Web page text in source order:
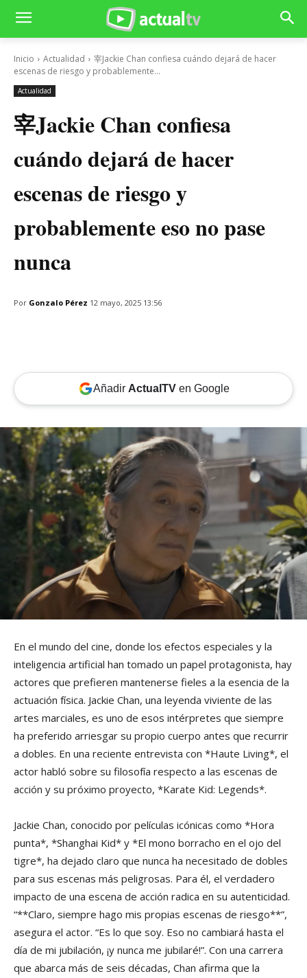
Inicio Actualidad
宰Jackie Chan confiesa cuándo dejará de hacer
escenas de riesgo y probablemente...
Actualidad
宰Jackie Chan confiesa
cuándo dejará de hacer
escenas de riesgo y
probablemente eso no pase
nunca
Por Gonzalo Pérez 12 mayo, 2025 13:56
Añadir ActualTVen Google
En el mundo del cine, donde los efectos especiales y la
inteligencia artificial han tomado un papel protagonista, hay
actores que prefieren mantenerse fieles a la esencia de la
actuación física. Jackie Chan, una leyenda viviente de las
artes marciales, es uno de esos intérpretes que siempre
ha preferido arriesgar su propio cuerpo antes que recurrir
a dobles. En una reciente entrevista con *Haute Living*, el
actor habló sobre su filosofía respecto a las escenas de
acción y su próximo proyecto, *Karate Kid: Legends*.
Jackie Chan, conocido por películas icónicas como *Hora
punta*, *Shanghai Kid* y *El mono borracho en el ojo del
tigre*, ha dejado claro que nunca ha necesitado de dobles
para sus escenas más peligrosas. Para él, el verdadero
impacto de una escena de acción radica en su autenticidad.
“**Claro, siempre hago mis propias escenas de riesgo**”,
asegura el actor. “Es lo que soy. Eso no cambiará hasta el
día de mi jubilación, ¡y nunca me jubilaré!”. Con una carrera
que abarca más de seis décadas, Chan afirma que la